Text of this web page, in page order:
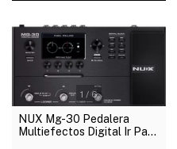
1 / 6
NUX Mg-30 Pedalera
Multiefectos Digital Ir Para